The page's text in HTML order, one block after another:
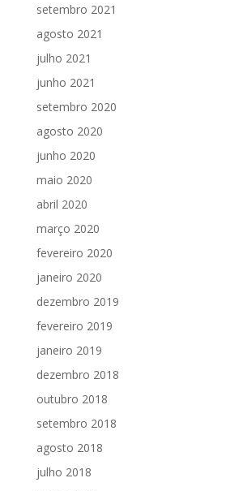
setembro 2021
agosto 2021
julho 2021
junho 2021
setembro 2020
agosto 2020
junho 2020
maio 2020
abril 2020
março 2020
fevereiro 2020
janeiro 2020
dezembro 2019
fevereiro 2019
janeiro 2019
dezembro 2018
outubro 2018
setembro 2018
agosto 2018
julho 2018